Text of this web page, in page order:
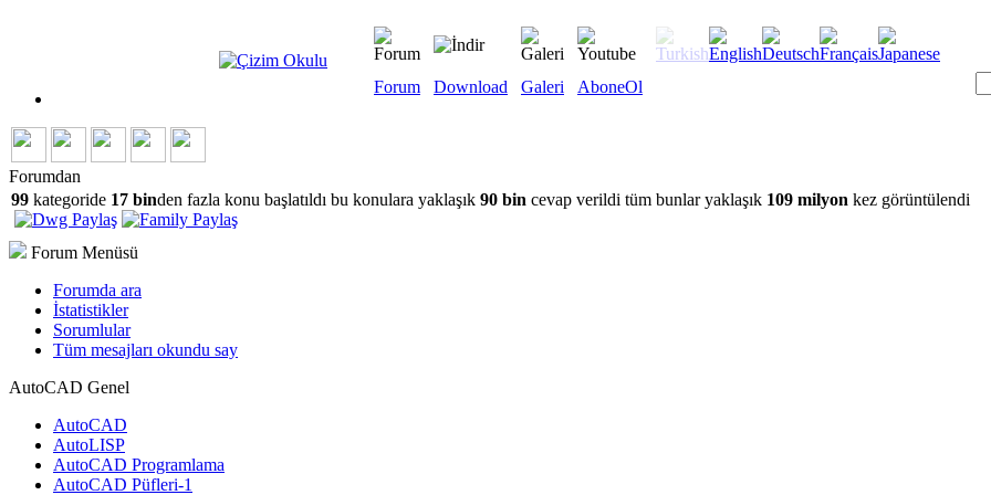
Forum Download Galeri AboneOl
Forumdan
99 kategoride 17 binden fazla konu başlatıldı bu konulara yaklaşık 90 bin cevap verildi tüm bunlar yaklaşık 109 milyon kez görüntülendi
Forum Menüsü
Forumda ara
İstatistikler
Sorumlular
Tüm mesajları okundu say
AutoCAD Genel
AutoCAD
AutoLISP
AutoCAD Programlama
AutoCAD Püfleri-1